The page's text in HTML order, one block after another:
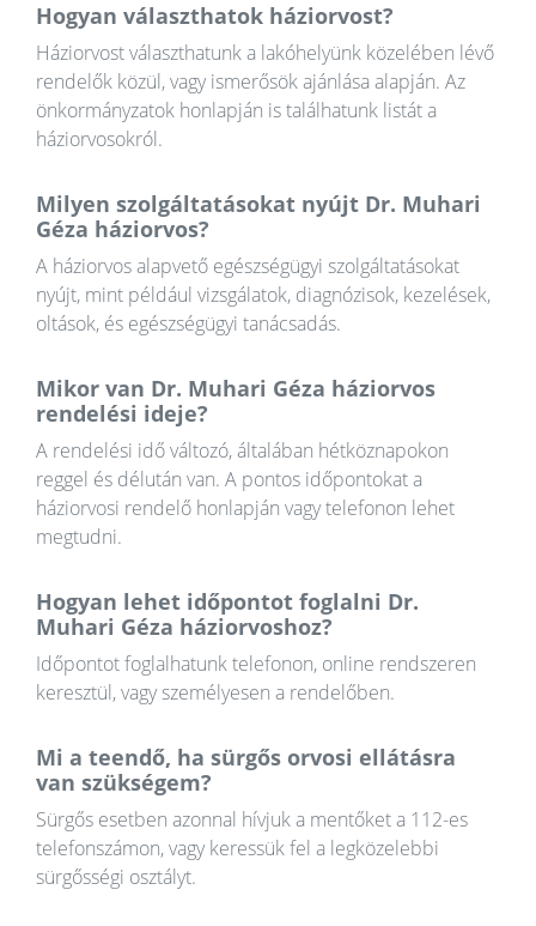
Hogyan választhatok háziorvost?
Háziorvost választhatunk a lakóhelyünk közelében lévő
rendelők közül, vagy ismerősök ajánlása alapján. Az
önkormányzatok honlapján is találhatunk listát a
háziorvosokról.
Milyen szolgáltatásokat nyújt Dr. Muhari
Géza háziorvos?
A háziorvos alapvető egészségügyi szolgáltatásokat
nyújt, mint például vizsgálatok, diagnózisok, kezelések,
oltások, és egészségügyi tanácsadás.
Mikor van Dr. Muhari Géza háziorvos
rendelési ideje?
A rendelési idő változó, általában hétköznapokon
reggel és délután van. A pontos időpontokat a
háziorvosi rendelő honlapján vagy telefonon lehet
megtudni.
Hogyan lehet időpontot foglalni Dr.
Muhari Géza háziorvoshoz?
Időpontot foglalhatunk telefonon, online rendszeren
keresztül, vagy személyesen a rendelőben.
Mi a teendő, ha sürgős orvosi ellátásra
van szükségem?
Sürgős esetben azonnal hívjuk a mentőket a 112-es
telefonszámon, vagy keressük fel a legközelebbi
sürgősségi osztályt.